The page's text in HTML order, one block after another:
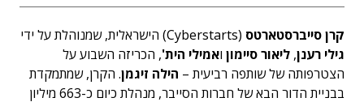
קרן סייברסטארטס (Cyberstarts) הישראלית, שמנוהלת על ידי
גילי רענן, ליאור סיימון ואמילי הית', הכריזה השבוע על
הצטרפותה של שותפה רביעית – הילה זיגמן. הקרן, שמתמקדת
בבניית הדור הבא של חברות הסייבר, מנהלת כיום כ-663 מיליון